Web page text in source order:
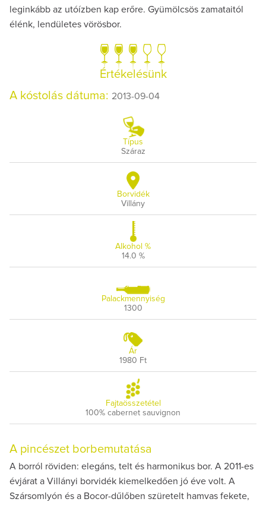
leginkább az utóízben kap erőre. Gyümölcsös zamataitól
élénk, lendületes vörösbor.
Értékelésünk
A kóstolás dátuma: 2013-09-04
Típus
Száraz
Borvidék
Villány
Alkohol %
14.0 %
Palackmennyiség
1300
Ár
1980 Ft
Fajtaösszetétel
100% cabernet sauvignon
A pincészet borbemutatása
A borról röviden: elegáns, telt és harmonikus bor. A 2011-es
évjárat a Villányi borvidék kiemelkedően jó éve volt. A
Szársomlyón és a Bocor-dűlőben szüretelt hamvas fekete,